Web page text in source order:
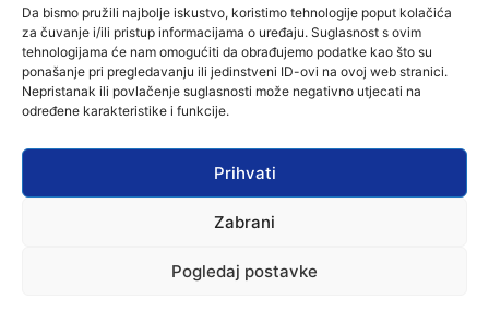
Da bismo pružili najbolje iskustvo, koristimo tehnologije poput kolačića
za čuvanje i/ili pristup informacijama o uređaju. Suglasnost s ovim
tehnologijama će nam omogućiti da obrađujemo podatke kao što su
ponašanje pri pregledavanju ili jedinstveni ID-ovi na ovoj web stranici.
Nepristanak ili povlačenje suglasnosti može negativno utjecati na
određene karakteristike i funkcije.
Prihvati
Zabrani
Pogledaj postavke
HNK Lokomotiva 1918 održala Dane
otvorenih vrata
10 kolovoza, 2026
Aktualno
U vinkovačkom gradskom parku
održana dječja radionica “Potraga za
izgubljenim ljetnim osmijehom”
Autoklub Vinkovci u rujnu će obilježiti